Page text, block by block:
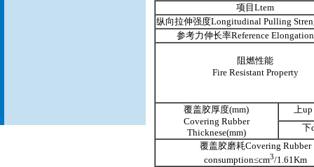
项目Ltem
纵向拉伸强度Longitudinal Pulling
参考力伸长率Reference
阻燃性能
Fire Resistant Property
覆盖胶厚度(mm)
Covering Rubber
Thicknese(mm)
上up
下
覆盖胶磨耗Covering Rubber
consumption≤cm3/1.61Km